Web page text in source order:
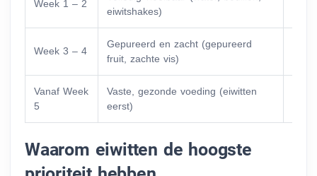
Week 1 – 2
eiwitshakes)
Week 3 – 4
Gepureerd en zacht (gepureerd
fruit, zachte vis)
Vanaf Week
5
Vaste, gezonde voeding (eiwitten
eerst)
Waarom eiwitten de hoogste